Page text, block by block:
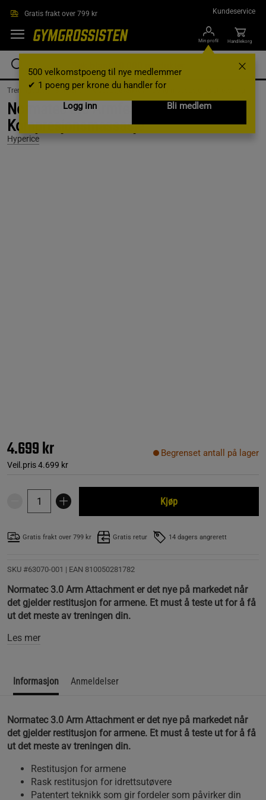
Gratis frakt over 799 kr Kundeservice
Min profil
500 velkomstpoeng til nye medlemmer
✔ 1 poeng per krone du handler for
Logg inn
Bli medlem
Handlekorg
Treningsutstyr & tilbehør /Massasjeverktøy / Øvrig massasje og stretching
Normatec 3.0 Armfeste
Kompresjonsmassasje
Hyperice
4.699 kr
Veil.pris4.699 kr
Begrenset antall på lager
Kjøp
Gratis frakt over 799 kr Gratis retur 14 dagers angrerett
SKU #63070-001 | EAN 810050281782
Normatec 3.0 Arm Attachment er det nye på markedet når
det gjelder restitusjon for armene. Et must å teste ut for å få
ut det meste av treningen din.
Les mer
Informasjon Anmeldelser
Normatec 3.0 Arm Attachment er det nye på markedet når
det gjelder restitusjon for armene. Et must å teste ut for å få
ut det meste av treningen din.
Restitusjon for armene
Rask restitusjon for idrettsutøvere
Patentert teknikk som gir fordeler som påvirker din